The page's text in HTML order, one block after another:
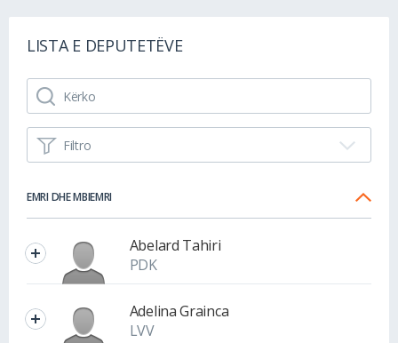
GRA 40 (33.61%)
BURRA 79 (66.39%)
LISTA E DEPUTETËVE
Filtro
EMRI DHE MBIEMRI
Abelard Tahiri
PDK
Adelina Grainca
LVV